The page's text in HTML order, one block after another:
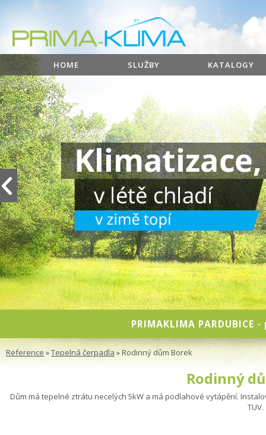
HOME SLUŽBY KATALOGY
PRIMAKLIMA PARDUBICE -
Reference »Tepelná čerpadla » Rodinný dům Borek
Rodinný
Dům má tepelné ztrátu necelých 5kW a má podlahové vytápění.
TUV.